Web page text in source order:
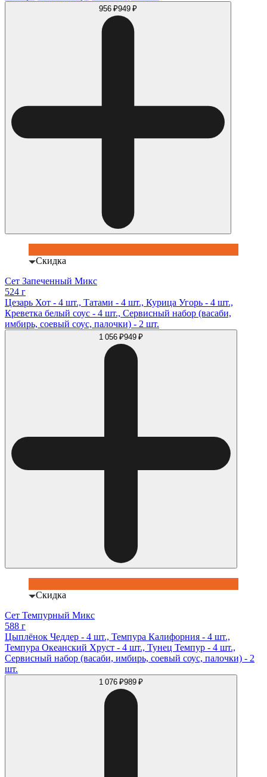
956 ₽949 ₽
Скидка
Сет Запеченный Микс
524 г
Цезарь Хот - 4 шт., Татами - 4 шт., Курица Угорь - 4 шт.,
Креветка белый соус - 4 шт., Сервисный набор (васаби,
имбирь, соевый соус, палочки) - 2 шт.
1 056 ₽949 ₽
Скидка
Сет Темпурный Микс
588 г
Цыплёнок Чеддер - 4 шт., Темпура Калифорния - 4 шт.,
Темпура Океанский Хруст - 4 шт., Тунец Темпур - 4 шт.,
Сервисный набор (васаби, имбирь, соевый соус, палочки) - 2
шт.
1 076 ₽989 ₽